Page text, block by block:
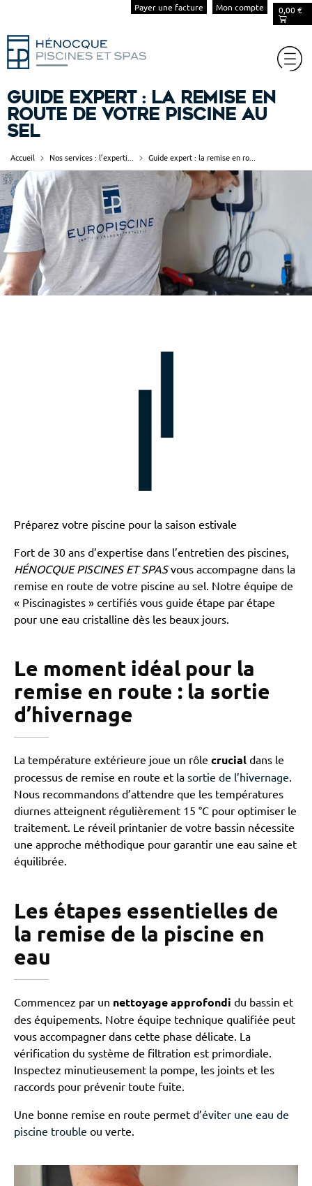
Payer une facture Mon compte 0,00 €
Guide expert : la remise en
route de votre piscine au
sel
Accueil Nos services : l’experti... Guide expert : la remise en ro...
Préparez votre piscine pour la saison estivale
Fort de 30 ans d’expertise dans l’entretien des piscines,
HÉNOCQUE PISCINES ET SPASvous accompagne dans la
remise en route de votre piscine au sel. Notre équipe de
« Piscinagistes » certifiés vous guide étape par étape
pour une eau cristalline dès les beaux jours.
Le moment idéal pour la
remise en route : la sortie
d’hivernage
La température extérieure joue un rôle crucial dans le
processus de remise en route et la sortie de l’hivernage.
Nous recommandons d’attendre que les températures
diurnes atteignent régulièrement 15 °C pour optimiser le
traitement. Le réveil printanier de votre bassin nécessite
une approche méthodique pour garantir une eau saine et
équilibrée.
Les étapes essentielles de
la remise de la piscine en
eau
Commencez par un nettoyage approfondi du bassin et
des équipements. Notre équipe technique qualifiée peut
vous accompagner dans cette phase délicate. La
vérification du système de filtration est primordiale.
Inspectez minutieusement la pompe, les joints et les
raccords pour prévenir toute fuite.
Une bonne remise en route permet d’éviter une eau de
piscine trouble ou verte.